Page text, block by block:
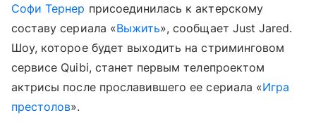
Софи Тернер присоединилась к актерскому
составу сериала «Выжить», сообщает Just Jared.
Шоу, которое будет выходить на стриминговом
сервисе Quibi, станет первым телепроектом
актрисы после прославившего ее сериала «Игра
престолов».